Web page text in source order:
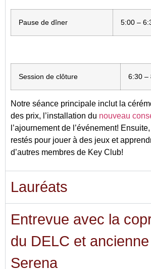
Pause de dîner 5:00 –
Session de clôture 6:30 –
Notre séance principale inclut la
des prix, l’installation du nouveau
l’ajournement de l’événement!
restés pour jouer à des jeux et
d’autres membres de Key Club!
Lauréats
Entrevue avec la
du DELC et
Serena